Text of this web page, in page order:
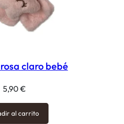
claro bebé
5,90 €
al carrito